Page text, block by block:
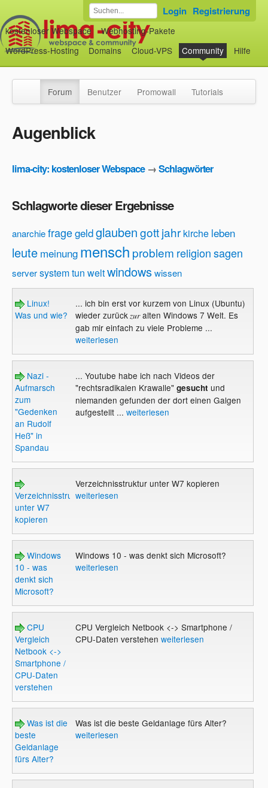
kostenloser Webspace
Webhosting-Pakete
WordPress-Hosting
Domains Cloud-VPS Community Hilfe
Login Registrierung
Forum Benutzer Promowall Tutorials
Augenblick
lima-city: kostenloser Webspace→Schlagwörter
Schlagworte dieser Ergebnisse
anarchiefragegeldglaubengottjahr kirche leben
leute meinung mensch problem religionsagen
serversystemtun weltwindowswissen
Linux!
Was und wie?
... ich bin erst vor kurzem von Linux (Ubuntu)
wieder zurückzuralten Windows 7 Welt. Es
gab mir einfach zu viele Probleme ...
weiterlesen
Nazi -
Aufmarsch
zum
"Gedenken
an Rudolf
Heß" in
Spandau
... Youtube habe ich nach Videos der
"rechtsradikalen Krawalle"gesucht und
niemanden gefunden der dort einen Galgen
aufgestellt ... weiterlesen
Verzeichnisstruktur
unter W7
kopieren
Verzeichnisstruktur unter W7 kopieren
weiterlesen
Windows
10 - was
denkt sich
Microsoft?
Windows 10 - was denkt sich Microsoft?
weiterlesen
CPU
Vergleich
Netbook <->
Smartphone /
CPU-Daten
verstehen
CPU Vergleich Netbook <-> Smartphone /
CPU-Daten verstehen weiterlesen
Was ist die
beste
Geldanlage
fürs Alter?
Was ist die beste Geldanlage fürs Alter?
weiterlesen